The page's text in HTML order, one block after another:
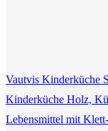
Vautvis Kinderküche
Kinderküche Holz,
Lebensmittel mit